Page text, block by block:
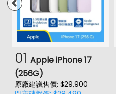
01 Apple iPhone 17
(256G)
原廠建議售價: $29,900